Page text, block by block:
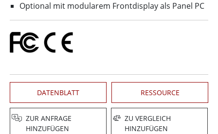
Optional mit modularem Frontdisplay als Panel PC
DATENBLATT RESSOURCE
ZUR ANFRAGE
HINZUFÜGEN
ZU VERGLEICH
HINZUFÜGEN